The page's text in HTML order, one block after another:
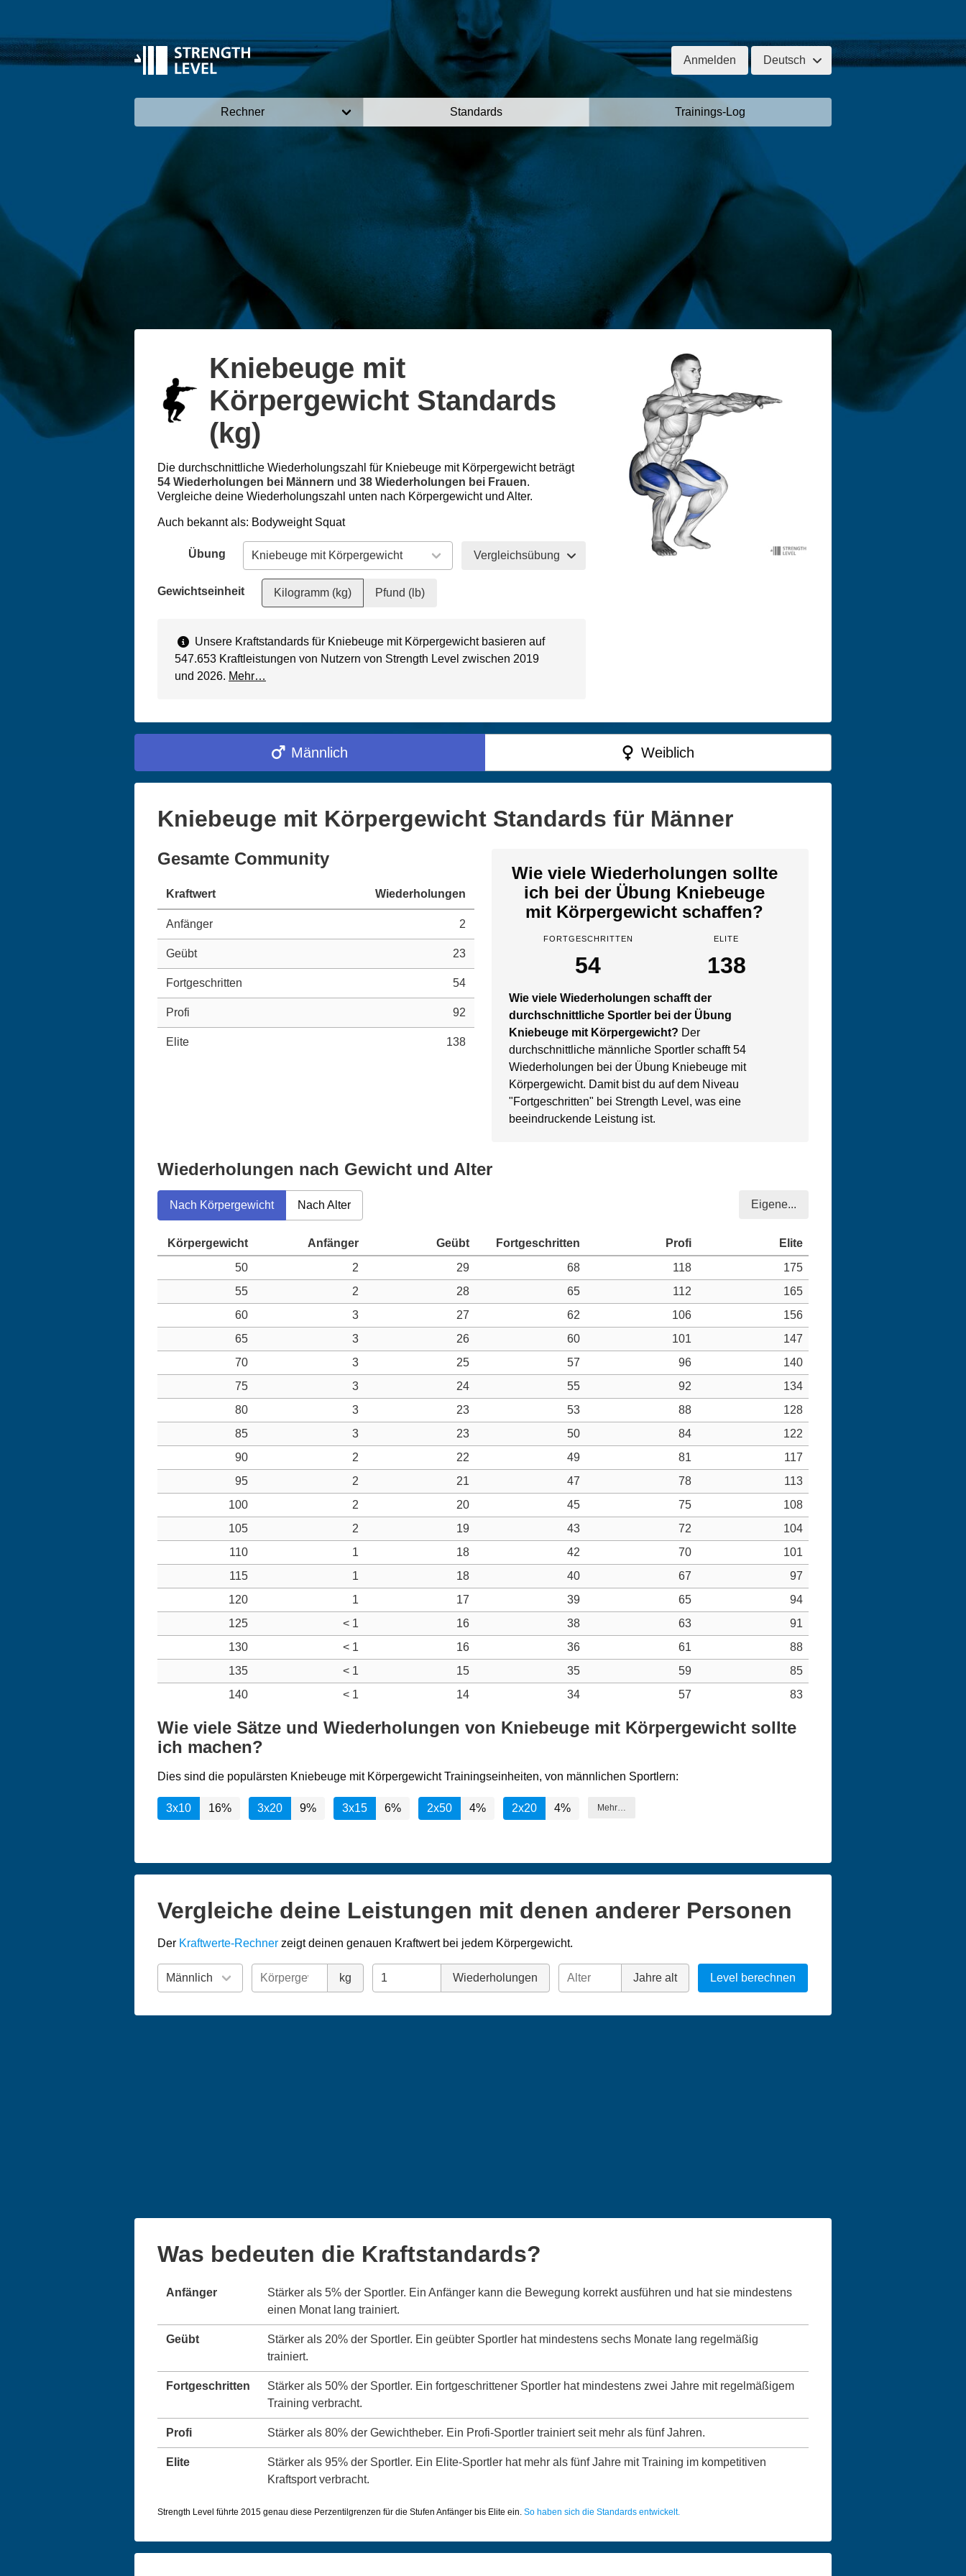
Anmelden Deutsch
Rechner Standards Trainings-Log
Kniebeuge mit
Körpergewicht Standards
(kg)
Die durchschnittliche Wiederholungszahl für Kniebeuge mit Körpergewicht beträgt
54 Wiederholungen bei Männern und 38 Wiederholungen bei Frauen.
Vergleiche deine Wiederholungszahl unten nach Körpergewicht und Alter.
Auch bekannt als: Bodyweight Squat
Übung Vergleichsübung
Gewichtseinheit Kilogramm (kg) Pfund (lb)
Unsere Kraftstandards für Kniebeuge mit Körpergewicht basieren auf
547.653 Kraftleistungen von Nutzern von Strength Level zwischen 2019
und 2026. Mehr…
Männlich Weiblich
Kniebeuge mit Körpergewicht Standards für Männer
Gesamte Community
Kraftwert Wiederholungen
Anfänger 2
Geübt 23
Fortgeschritten 54
Profi 92
Elite 138
Wie viele Wiederholungen sollte
ich bei der Übung Kniebeuge
mit Körpergewicht schaffen?
FORTGESCHRITTEN
54
ELITE
138
Wie viele Wiederholungen schafft der
durchschnittliche Sportler bei der Übung
Kniebeuge mit Körpergewicht? Der
durchschnittliche männliche Sportler schafft 54
Wiederholungen bei der Übung Kniebeuge mit
Körpergewicht. Damit bist du auf dem Niveau
"Fortgeschritten" bei Strength Level, was eine
beeindruckende Leistung ist.
Wiederholungen nach Gewicht und Alter
Nach Körpergewicht Nach Alter Eigene...
50 2 29 68 118
175
55
2 28 65 112
165
60
3 27 62 106
156
65
3 26 60 101
147
70
3 25 57 96
140
75
3 24 55 92
134
80
3 23 53 88
128
85
3 23 50 84
122
90
2 22 49 81
117
95
2 21 47 78
113
100
2 20 45 75
108
105
2 19 43 72
104
110
1 18 42 70
101
115
1 18 40 67
97
120
1 17 39 65
94
125
< 1 16 38 63
91
130
< 1 16 36 61
88
135
< 1 15 35 59
85
140
< 1 14 34 57 83
Wie viele Sätze und Wiederholungen von Kniebeuge mit Körpergewicht sollte
ich machen?
Dies sind die populärsten Kniebeuge mit Körpergewicht Trainingseinheiten, von männlichen Sportlern:
3x10 16% 3x20 9% 3x15 6% 2x50 4% 2x20 4% Mehr…
Vergleiche deine Leistungen mit denen anderer Personen
Der Kraftwerte-Rechner zeigt deinen genauen Kraftwert bei jedem Körpergewicht.
kg Wiederholungen Jahre alt Level berechnen
Was bedeuten die Kraftstandards?
Anfänger
Stärker als 5% der Sportler. Ein Anfänger kann die Bewegung korrekt ausführen und hat sie mindestens
einen Monat lang trainiert.
Geübt
Stärker als 20% der Sportler. Ein geübter Sportler hat mindestens sechs Monate lang regelmäßig
trainiert.
Fortgeschritten
Stärker als 50% der Sportler. Ein fortgeschrittener Sportler hat mindestens zwei Jahre mit regelmäßigem
Training verbracht.
Profi Stärker als 80% der Gewichtheber. Ein Profi-Sportler trainiert seit mehr als fünf Jahren.
Elite
Stärker als 95% der Sportler. Ein Elite-Sportler hat mehr als fünf Jahre mit Training im kompetitiven
Kraftsport verbracht.
Strength Level führte 2015 genau diese Perzentilgrenzen für die Stufen Anfänger bis Elite ein. So haben sich die Standards entwickelt.